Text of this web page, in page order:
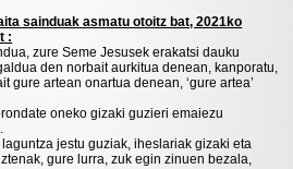
sainduak asmatu otoitz bat, 2021ko
:
zure Seme Jesusek erakatsi dauku
den norbait aurkitua denean, kanporatu,
gure artean onartua denean, ‘gure artea’
oneko gizaki guzieri emaiezu
jestu guziak, iheslariak gizaki eta
gure lurra, zuk egin zinuen bezala,